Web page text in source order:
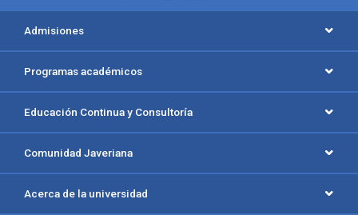
Menú principal del footer
Admisiones
Programas académicos
Educación Continua y Consultoría
Comunidad Javeriana
Acerca de la universidad